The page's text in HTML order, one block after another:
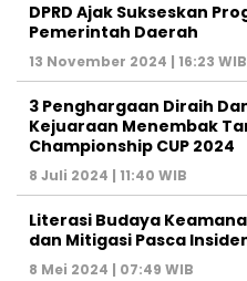
DPRD Ajak Sukseskan
Pemerintah Daerah
13 November 2024 | 16:23 WIB
3 Penghargaan Diraih
Kejuaraan Menembak
Championship CUP 2024
8 Juli 2024 | 11:40 WIB
Literasi Budaya
dan Mitigasi Pasca
8 Mei 2024 | 07:49 WIB